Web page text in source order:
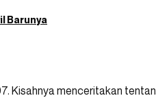
Barunya
Kisahnya menceritakan